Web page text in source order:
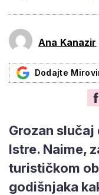
Ana Kanazir
Dodajte
Grozan
Istre. Naime,
turističkom
godišnjaka